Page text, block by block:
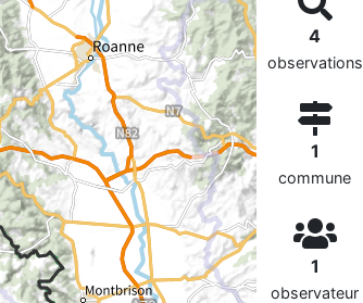
4
observations
1
commune
1
observateur